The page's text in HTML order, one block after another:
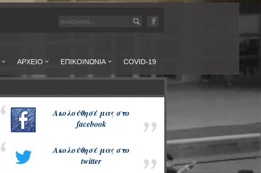
ΑΡΧΕΙΟ ΕΠΙΚΟΙΝΩΝΙΑ COVID-19
Ακολούθησέ μαςστο
facebook
Ακολούθησέ μαςστο
twitter